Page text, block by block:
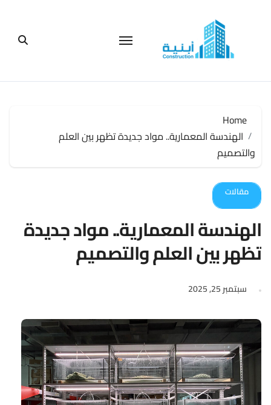
Home
الهندسة المعمارية.. مواد جديدة تظهر بين العلم
والتصميم
مقالات
الهندسة المعمارية.. مواد جديدة
تظهر بين العلم والتصميم
سبتمبر 25, 2025